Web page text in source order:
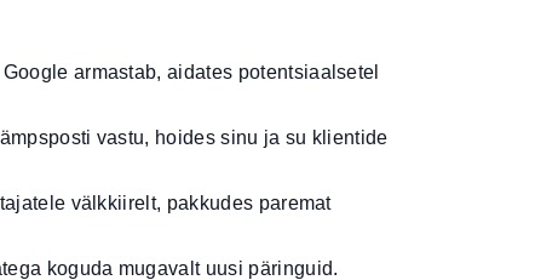
armastab, aidates potentsiaalsetel
vastu, hoides sinu ja su klientide
välkkiirelt, pakkudes paremat
koguda mugavalt uusi päringuid.